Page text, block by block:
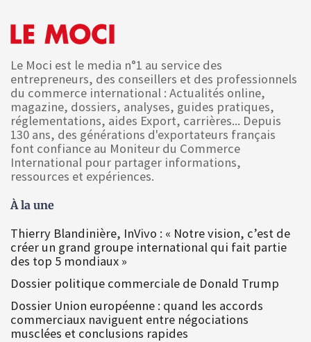
Le Moci est le media n°1 au service des
entrepreneurs, des conseillers et des professionnels
du commerce international : Actualités online,
magazine, dossiers, analyses, guides pratiques,
réglementations, aides Export, carrières... Depuis
130 ans, des générations d'exportateurs français
font confiance au Moniteur du Commerce
International pour partager informations,
ressources et expériences.
À la une
Thierry Blandinière, InVivo : « Notre vision, c’est de
créer un grand groupe international qui fait partie
des top 5 mondiaux »
Dossier politique commerciale de Donald Trump
Dossier Union européenne : quand les accords
commerciaux naviguent entre négociations
musclées et conclusions rapides